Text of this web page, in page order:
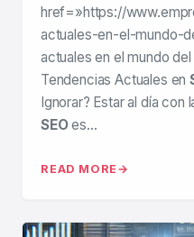
href=»https://
actuales-en-el-mundo-
actuales en el mundo
Tendencias Actuales en
Ignorar? Estar al día con
SEOes…
READ MORE